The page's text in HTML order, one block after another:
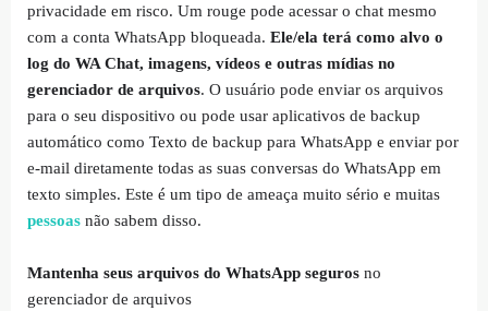
privacidade em risco. Um rouge pode acessar o chat mesmo
com a conta WhatsApp bloqueada. Ele/ela terá como alvo o
log do WA Chat, imagens, vídeos e outras mídias no
gerenciador de arquivos. O usuário pode enviar os arquivos
para o seu dispositivo ou pode usar aplicativos de backup
automático como Texto de backup para WhatsApp e enviar por
e-mail diretamente todas as suas conversas do WhatsApp em
texto simples. Este é um tipo de ameaça muito sério e muitas
pessoas não sabem disso.
Mantenha seus arquivos do WhatsApp seguros no
gerenciador de arquivos